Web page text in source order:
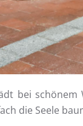
bei
die Seele